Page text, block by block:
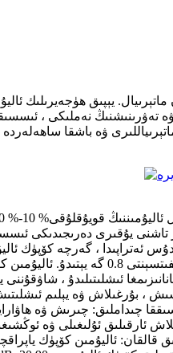
يېپىق ھۈجەيرىلىك
تەۋرىنىشنىڭ نەملىكى ،
، بۇرغىلاش ۋە يېلىم
چىداملىق: چىرىش ۋە